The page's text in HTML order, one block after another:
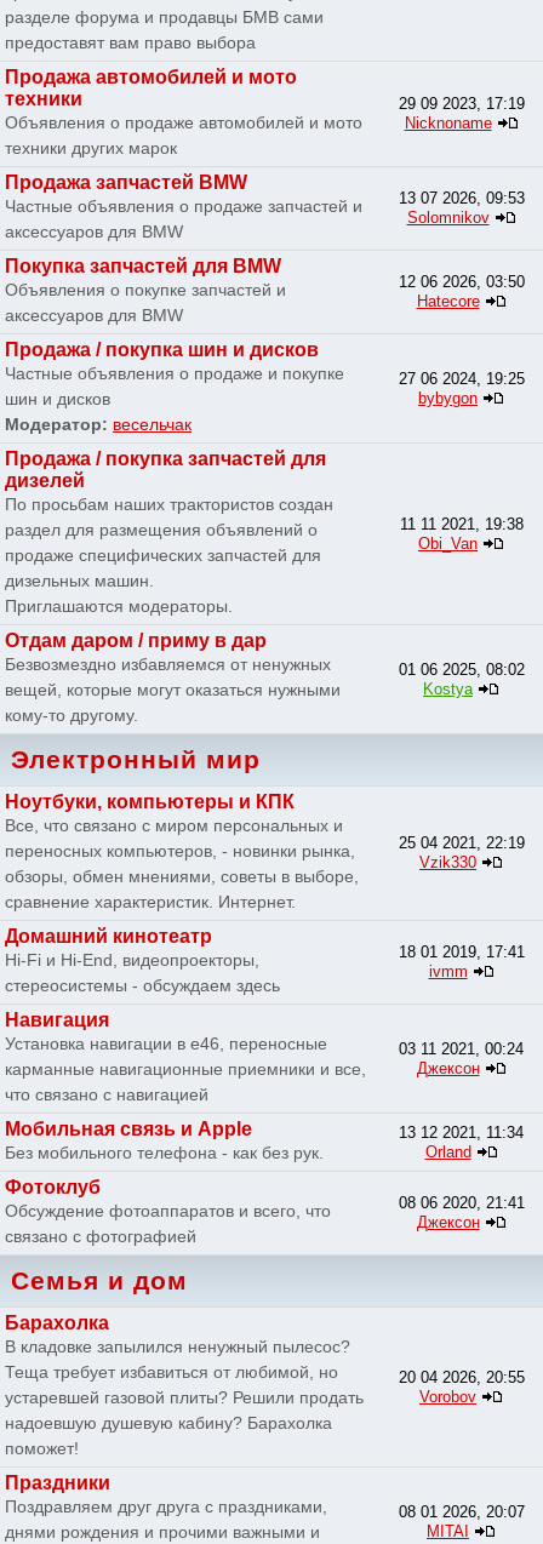
разделе форума и продавцы БМВ сами
предоставят вам право выбора
Продажа автомобилей и мото
техники
Объявления о продаже автомобилей и мото
техники других марок
29 09 2023, 17:19
Nicknoname
Продажа запчастей BMW
Частные объявления о продаже запчастей и
аксессуаров для BMW
13 07 2026, 09:53
Solomnikov
Покупка запчастей для BMW
Объявления о покупке запчастей и
аксессуаров для BMW
12 06 2026, 03:50
Hatecore
Продажа / покупка шин и дисков
Частные объявления о продаже и покупке
шин и дисков
Модератор: весельчак
27 06 2024, 19:25
bybygon
Продажа / покупка запчастей для
дизелей
По просьбам наших трактористов создан
раздел для размещения объявлений о
продаже специфических запчастей для
дизельных машин.
Приглашаются модераторы.
11 11 2021, 19:38
Obi_Van
Отдам даром / приму в дар
Безвозмездно избавляемся от ненужных
вещей, которые могут оказаться нужными
кому-то другому.
01 06 2025, 08:02
Kostya
Электронный мир
Ноутбуки, компьютеры и КПК
Все, что связано с миром персональных и
переносных компьютеров, - новинки рынка,
обзоры, обмен мнениями, советы в выборе,
сравнение характеристик. Интернет.
25 04 2021, 22:19
Vzik330
Домашний кинотеатр
Hi-Fi и Hi-End, видеопроекторы,
стереосистемы - обсуждаем здесь
18 01 2019, 17:41
ivmm
Навигация
Установка навигации в e46, переносные
карманные навигационные приемники и все,
что связано с навигацией
03 11 2021, 00:24
Джексон
Мобильная связь и Apple
Без мобильного телефона - как без рук.
13 12 2021, 11:34
Orland
Фотоклуб
Обсуждение фотоаппаратов и всего, что
связано с фотографией
08 06 2020, 21:41
Джексон
Семья и дом
Барахолка
В кладовке запылился ненужный пылесос?
Теща требует избавиться от любимой, но
устаревшей газовой плиты? Решили продать
надоевшую душевую кабину? Барахолка
поможет!
20 04 2026, 20:55
Vorobov
Праздники
Поздравляем друг друга с праздниками,
днями рождения и прочими важными и
08 01 2026, 20:07
MITAI